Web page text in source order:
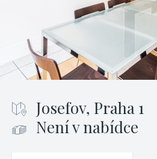
Josefov, Praha 1
Není v nabídce